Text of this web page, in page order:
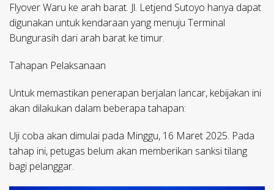
Flyover Waru ke arah barat. Jl. Letjend Sutoyo hanya dapat
digunakan untuk kendaraan yang menuju Terminal
Bungurasih dari arah barat ke timur.
Tahapan Pelaksanaan
Untuk memastikan penerapan berjalan lancar, kebijakan ini
akan dilakukan dalam beberapa tahapan:
Uji coba akan dimulai pada Minggu, 16 Maret 2025. Pada
tahap ini, petugas belum akan memberikan sanksi tilang
bagi pelanggar.